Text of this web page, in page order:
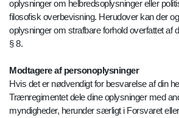
oplysninger om helbredsoplysninger eller
filosofisk overbevisning. Herudover kan der
oplysninger om strafbare forhold overfattet af
§ 8.
Modtagere af personoplysninger
Hvis det er nødvendigt for besvarelse af din
Trænregimentet dele dine oplysninger med
myndigheder, herunder særligt i Forsvaret